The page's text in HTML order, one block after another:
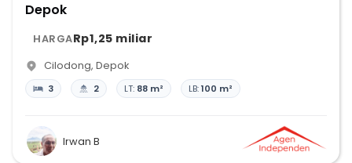
Depok
HARGARp1,25 miliar
Cilodong, Depok
3 2 LT: 88 m² LB:100 m²
Irwan B